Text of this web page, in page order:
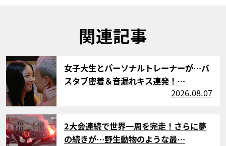
関連記事
サムネイル
女子大生とパーソナルトレーナーが…バ
スタブ密着＆音漏れキス連発！…
2026.08.07
サムネイル
2大会連続で世界一周を完走！さらに夢
の続きが…野生動物のような最…